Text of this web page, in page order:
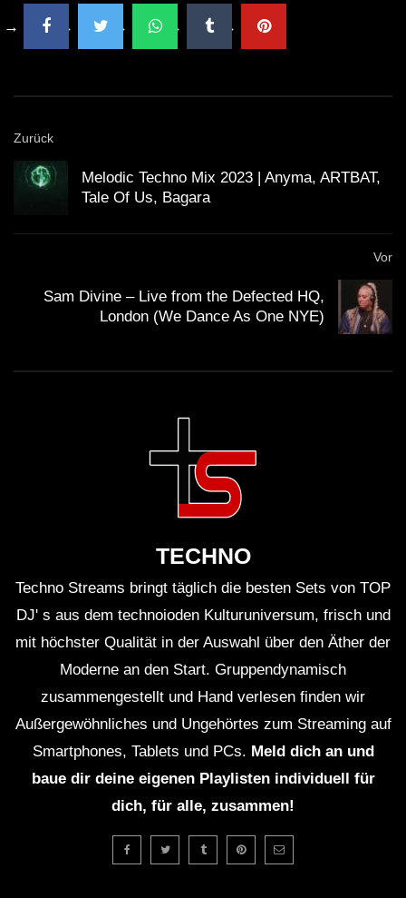
Zurück
Melodic Techno Mix 2023 | Anyma, ARTBAT,
Tale Of Us, Bagara
Vor
Sam Divine – Live from the Defected HQ,
London (We Dance As One NYE)
TECHNO
Techno Streams bringt täglich die besten Sets von TOP
DJ' s aus dem technoioden Kulturuniversum, frisch und
mit höchster Qualität in der Auswahl über den Äther der
Moderne an den Start. Gruppendynamisch
zusammengestellt und Hand verlesen finden wir
Außergewöhnliches und Ungehörtes zum Streaming auf
Smartphones, Tablets und PCs. Meld dich an und
baue dir deine eigenen Playlisten individuell für
dich, für alle, zusammen!